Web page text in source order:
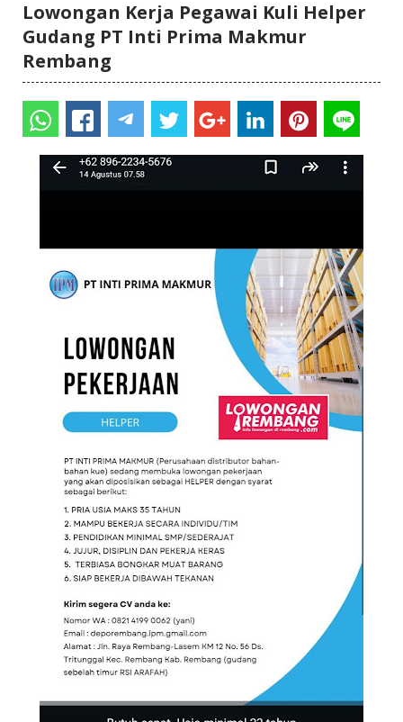
Lowongan Kerja Pegawai Kuli Helper
Gudang PT Inti Prima Makmur
Rembang